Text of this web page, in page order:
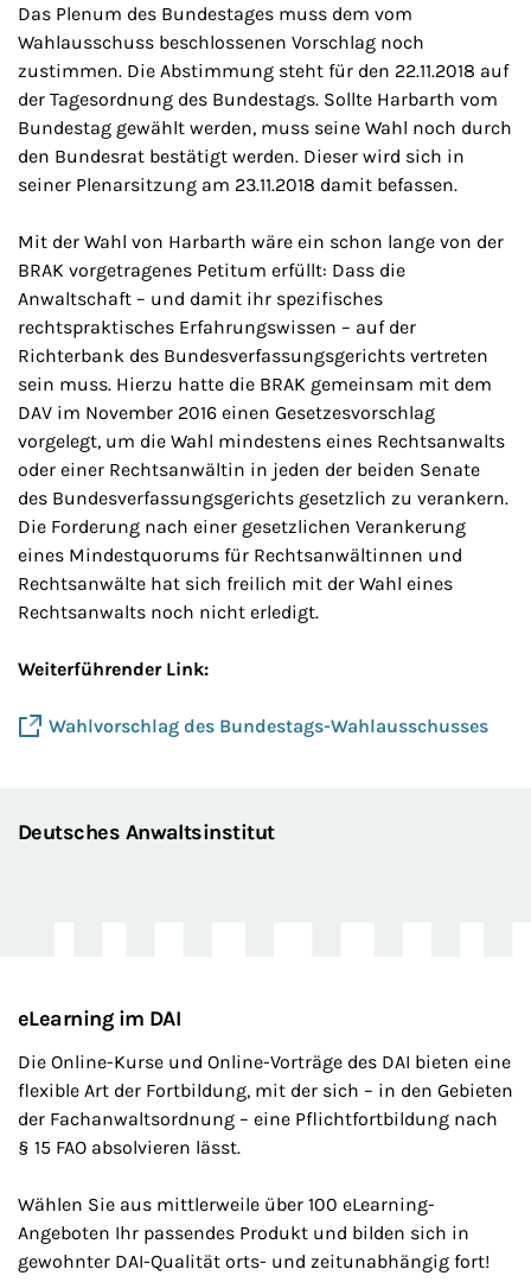
Das Plenum des Bundestages muss dem vom
Wahlausschuss beschlossenen Vorschlag noch
zustimmen. Die Abstimmung steht für den 22.11.2018 auf
der Tagesordnung des Bundestags. Sollte Harbarth vom
Bundestag gewählt werden, muss seine Wahl noch durch
den Bundesrat bestätigt werden. Dieser wird sich in
seiner Plenarsitzung am 23.11.2018 damit befassen.
Mit der Wahl von Harbarth wäre ein schon lange von der
BRAK vorgetragenes Petitum erfüllt: Dass die
Anwaltschaft – und damit ihr spezifisches
rechtspraktisches Erfahrungswissen – auf der
Richterbank des Bundesverfassungsgerichts vertreten
sein muss. Hierzu hatte die BRAK gemeinsam mit dem
DAV im November 2016 einen Gesetzesvorschlag
vorgelegt, um die Wahl mindestens eines Rechtsanwalts
oder einer Rechtsanwältin in jeden der beiden Senate
des Bundesverfassungsgerichts gesetzlich zu verankern.
Die Forderung nach einer gesetzlichen Verankerung
eines Mindestquorums für Rechtsanwältinnen und
Rechtsanwälte hat sich freilich mit der Wahl eines
Rechtsanwalts noch nicht erledigt.
Weiterführender Link:
Wahlvorschlag des Bundestags-Wahlausschusses
Deutsches Anwaltsinstitut
eLearning im DAI
Die Online-Kurse und Online-Vorträge des DAI bieten eine
flexible Art der Fortbildung, mit der sich – in den Gebieten
der Fachanwaltsordnung – eine Pflichtfortbildung nach
§ 15 FAO absolvieren lässt.
Wählen Sie aus mittlerweile über 100 eLearning-
Angeboten Ihr passendes Produkt und bilden sich in
gewohnter DAI-Qualität orts- und zeitunabhängig fort!